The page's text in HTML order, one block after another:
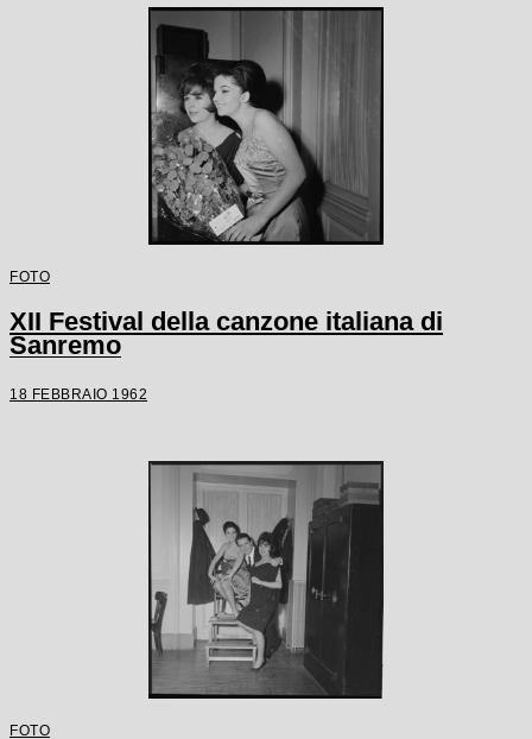
FOTO
XII Festival della canzone italiana di
Sanremo
18 FEBBRAIO 1962
FOTO